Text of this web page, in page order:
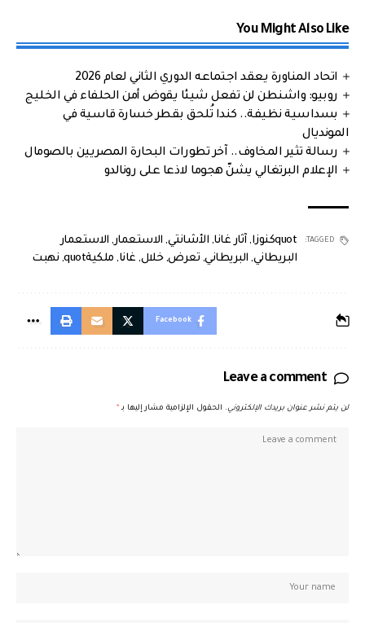
You Might Also Like
اتحاد المناورة يعقد اجتماعه الدوري الثاني لعام 2026
روبيو: واشنطن لن تفعل شيئا يقوض أمن الحلفاء في الخليج
بسداسية نظيفة.. كندا تُلحق بقطر خسارة قاسية في
المونديال
رسالة تثير المخاوف.. آخر تطورات البحارة المصريين بالصومال
الإعلام البرتغالي يشنّ هجوما لاذعا على رونالدو
TAGGED: quotكنوزا , آثار غانا, الأشانتي, الاستعمار , الاستعمار
البريطاني, البريطاني, تعرض,خلال, غانا, ملكيةquot , نهبت
Facebook
Leave a comment
لن يتم نشر عنوان بريدك الإلكتروني. الحقول الإلزامية مشار إليها بـ *